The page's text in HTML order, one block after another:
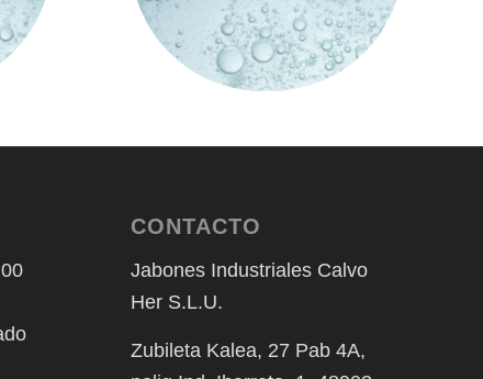
CONTACTO
Jabones Industriales Calvo
Her S.L.U.
Zubileta Kalea, 27 Pab 4A,